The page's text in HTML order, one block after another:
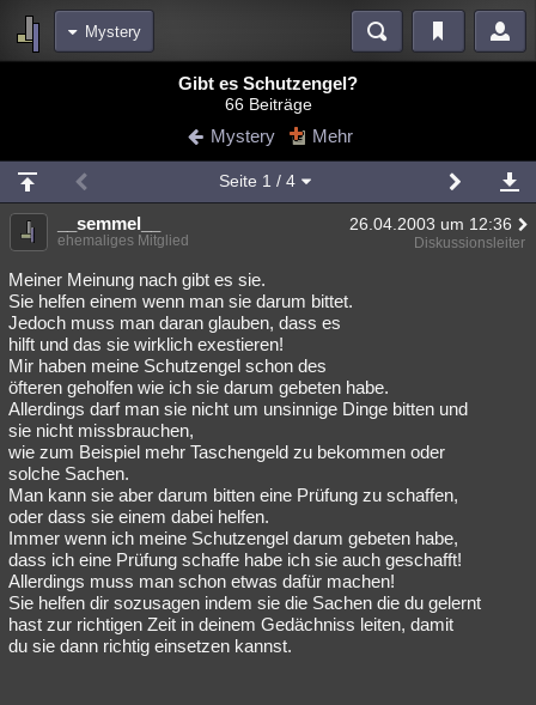
Mystery
Blogs
Chat Wiki Neuigkeiten
meine Rubriken
Menschen Wissenschaft Mystery Kriminalfälle
Spiritualität Verschwörungen
Natur Umfragen Unterhaltung
weitere Rubriken
Philosophie Träume Orte Esoterik Literatur
Astronomie Helpdesk Gruppen Gaming Filme
Musik Clash Verbesserungen Allmystery English
Übersichten
Besucht Teilgenommen Alle Neue Geschlossen
Lesenswert Schlüsselwörter
Gibt es Schutzengel?
66 Beiträge
Mystery Mehr
Seite 1 / 4
__semmel__ 26.04.2003 um 12:36
ehemaliges Mitglied Diskussionsleiter
Meiner Meinung nach gibt es sie.
Sie helfen einem wenn man sie darum bittet.
Jedoch muss man daran glauben, dass es
hilft und das sie wirklich exestieren!
Mir haben meine Schutzengel schon des
öfteren geholfen wie ich sie darum gebeten habe.
Allerdings darf man sie nicht um unsinnige Dinge bitten und
sie nicht missbrauchen,
wie zum Beispiel mehr Taschengeld zu bekommen oder
solche Sachen.
Man kann sie aber darum bitten eine Prüfung zu schaffen,
oder dass sie einem dabei helfen.
Immer wenn ich meine Schutzengel darum gebeten habe,
dass ich eine Prüfung schaffe habe ich sie auch geschafft!
Allerdings muss man schon etwas dafür machen!
Sie helfen dir sozusagen indem sie die Sachen die du gelernt
hast zur richtigen Zeit in deinem Gedächniss leiten, damit
du sie dann richtig einsetzen kannst.